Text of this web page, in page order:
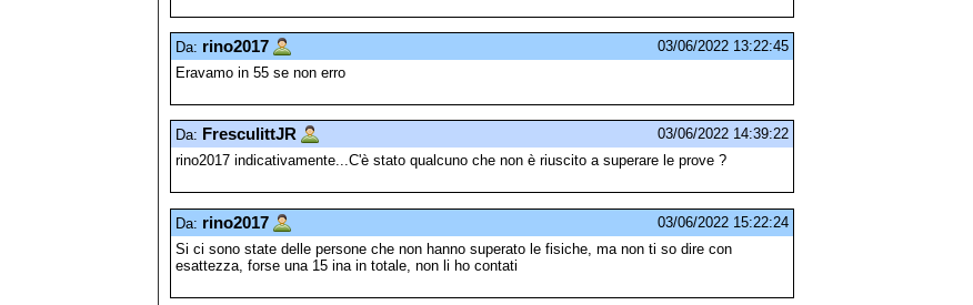
Da: rino2017
03/06/2022 13:22:45
Eravamo in 55 se non erro
Da: FresculittJR
03/06/2022 14:39:22
rino2017 indicativamente...C'è stato qualcuno che non è riuscito a superare le prove ?
Da: rino2017
03/06/2022 15:22:24
Si ci sono state delle persone che non hanno superato le fisiche, ma non ti so dire con
esattezza, forse una 15 ina in totale, non li ho contati